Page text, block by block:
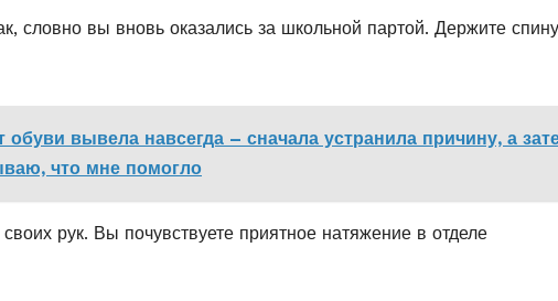
словно вы вновь оказались за школьной партой. Держите спину
обуви вывела навсегда – сначала устранила причину, а
что мне помогло
рук. Вы почувствуете приятное натяжение в отделе